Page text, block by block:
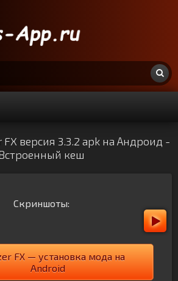
FX версия 3.3.2 apk на Андроид -
кеш
Скриншоты:
FX — установка мода на
Android